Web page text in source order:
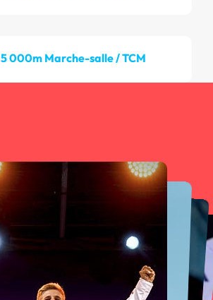
5 000m Marche-salle / TCM